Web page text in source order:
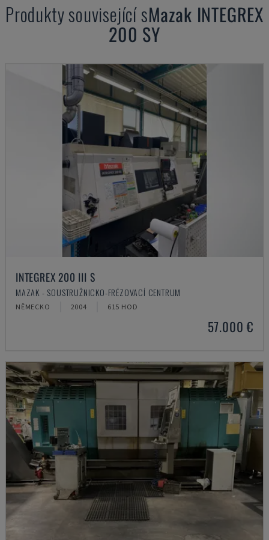
Produkty související sMazak INTEGREX
200 SY
INTEGREX 200 III S
MAZAK - SOUSTRUŽNICKO-FRÉZOVACÍ CENTRUM
NĚMECKO 2004 615 HOD
57.000 €